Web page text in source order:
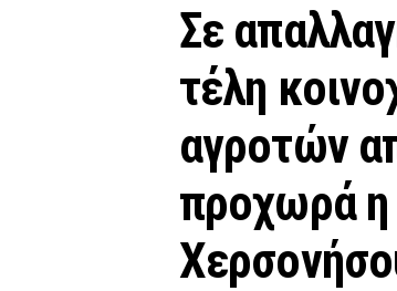
Σε
τέλη
αγροτών
προχωρά η